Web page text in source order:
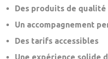
Des produits de
Un accompagnement
Des tarifs accessibles
Une expérience solide